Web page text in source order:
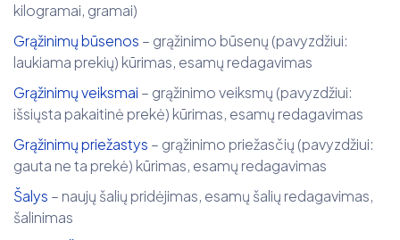
kilogramai, gramai)
Grąžinimų būsenos – grąžinimo būsenų (pavyzdžiui:
laukiama prekių) kūrimas, esamų redagavimas
Grąžinimų veiksmai – grąžinimo veiksmų (pavyzdžiui:
išsiųsta pakaitinė prekė) kūrimas, esamų redagavimas
Grąžinimų priežastys – grąžinimo priežasčių (pavyzdžiui:
gauta ne ta prekė) kūrimas, esamų redagavimas
Šalys – naujų šalių pridėjimas, esamų šalių redagavimas,
šalinimas